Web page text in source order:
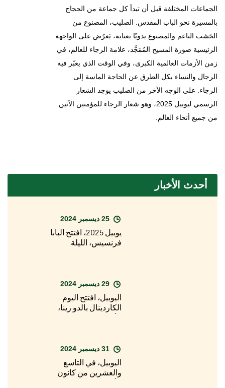
الجماعات المختلفة قبل أن تبدأ كل جماعة من الحجاج
بالمسيرة نحو الباب المقدس. الصليب، المصنوع من
الخشب الناعم والمصنوع يدويًا بعناية، يَعرُض على الواجهة
الرئيسية صورة المسيح المُمَجَّد، علامة الرجاء للعالم، في
زمن الأزمات العالمية الكبرى، وفي الوقت الذي يعبّر فيه
الرجال والنساء بكل الطرق عن الحاجة الماسة إلى
الرجاء. على الوجه الآخر من الصليب يوجد الشعار
الرسمي ليوبيل 2025، وهو شعار الرجاء للمؤمنين الآتين
من جميع أنحاء العالم.
أحدث الأخبار
يوبيل 2025، افتتح البابا
فرنسيس، الليلة
اليوبيل، افتتح اليوم
الكاردينال بالدو رينا،
الأسقف المعاون
القديس يوحنا في
اللاتران
اليوبيل، في التاسع
والعشرين من كانون
الأول/ديسمبر، الافتتاح